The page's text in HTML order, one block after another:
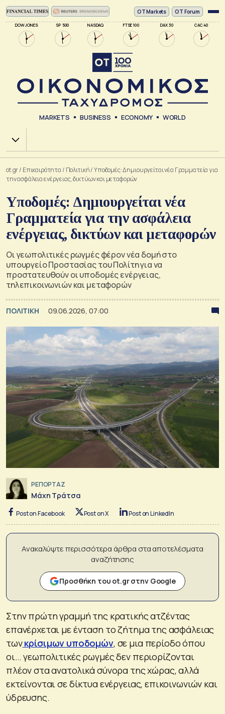
DOW JONES SP 500 NASDAQ FTSE 100 DAX 30 CAC 40
ΟΤ Markets OT Forum
MARKETS BUSINESS ECONOMY WORLD
Χ.Α.
ot.gr/ Επικαιρότητα / Πολιτική/Υποδομές: Δημιουργείται νέα Γραμματεία για
την ασφάλεια ενέργειας, δικτύων και μεταφορών
Υποδομές: Δημιουργείται νέα
Γραμματεία για την ασφάλεια
ενέργειας, δικτύων και μεταφορών
Οι γεωπολιτικές ρωγμές φέρον νέα δομή στο
υπουργείο Προστασίας του Πολίτη για να
προστατευθούν οι υποδομές ενέργειας,
τηλεπικοινωνιών και μεταφορών
ΠΟΛΙΤΙΚΗ 09.06.2026, 07:00
ΡΕΠΟΡΤΑΖ
Μάχη Τράτσα
Post on Facebook Post on X Post on LinkedIn
Ανακαλύψτε περισσότερα άρθρα στα αποτελέσματα
αναζήτησης
Προσθήκη του ot.gr στην Google
Στην πρώτη γραμμή της κρατικής ατζέντας
επανέρχεται με ένταση το ζήτημα της ασφάλειας
τωνκρίσιμων υποδομών, σε μια περίοδο όπου
οι… γεωπολιτικές ρωγμές δεν περιορίζονται
πλέον στα ανατολικά σύνορα της χώρας, αλλά
εκτείνονται σε δίκτυα ενέργειας, επικοινωνιών και
ύδρευσης.